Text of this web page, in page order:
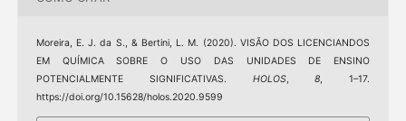
Moreira, E. J. da S., & Bertini, L. M. (2020). VISÃO DOS LICENCIANDOS
EM QUÍMICA SOBRE O USO DAS UNIDADES DE ENSINO
POTENCIALMENTE SIGNIFICATIVAS. HOLOS,8, 1–17.
https://doi.org/10.15628/holos.2020.9599